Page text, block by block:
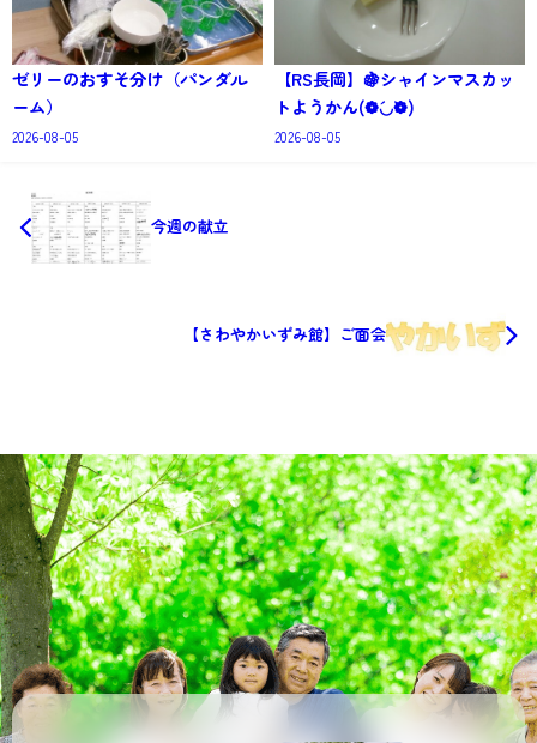
ゼリーのおすそ分け（パンダル
ーム）
2026-08-05
【RS長岡】🍇シャインマスカッ
トようかん(❁´◡`❁)
2026-08-05
今週の献立
【さわやかいずみ館】ご面会